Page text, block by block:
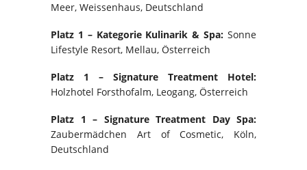
Meer, Weissenhaus, Deutschland
Platz 1 – Kategorie Kulinarik & Spa: Sonne
Lifestyle Resort, Mellau, Österreich
Platz 1 – Signature Treatment Hotel:
Holzhotel Forsthofalm, Leogang, Österreich
Platz 1 – Signature Treatment Day Spa:
Zaubermädchen Art of Cosmetic, Köln,
Deutschland